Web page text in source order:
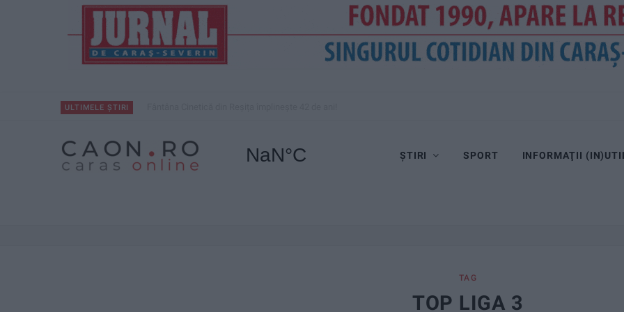
ULTIMELE ȘTIRI
ȘTIRI SPORT INFORMAŢII
TAG
TOP LIGA 3